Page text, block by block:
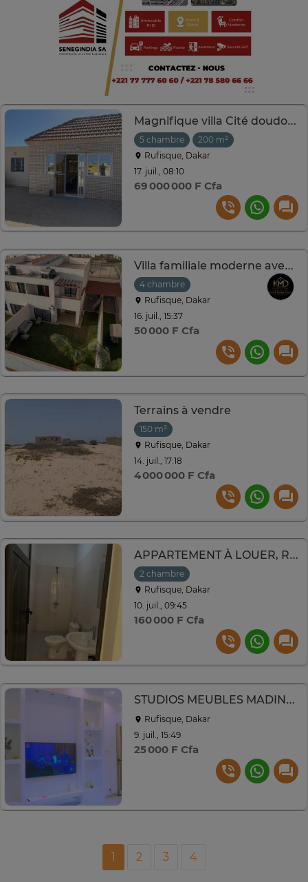
Magnifique villa Cité doudou basse Rufisque
5 chambre
200 m²
Rufisque, Dakar
17. juil., 08:10
69 000 000 F Cfa
Villa familiale moderne avec jardin et loisirs
4 chambre
Rufisque, Dakar
16. juil., 15:37
50 000 F Cfa
Terrains à vendre
150 m²
Rufisque, Dakar
14. juil., 17:18
4 000 000 F Cfa
APPARTEMENT À LOUER, RUFISQUE 2
2 chambre
Rufisque, Dakar
10. juil., 09:45
160 000 F Cfa
STUDIOS MEUBLES MADINA A RUFISQUE ALMADIES 2
Rufisque, Dakar
9. juil., 15:49
25 000 F Cfa
1 2 3 4